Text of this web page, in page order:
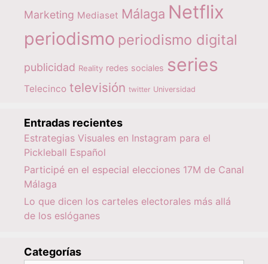
Marketing Mediaset Málaga Netflix
periodismo periodismo digital
publicidad Reality redes sociales series
Telecinco televisión twitter Universidad
Entradas recientes
Estrategias Visuales en Instagram para el
Pickleball Español
Participé en el especial elecciones 17M de Canal
Málaga
Lo que dicen los carteles electorales más allá
de los eslóganes
Categorías